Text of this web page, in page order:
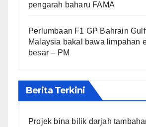
pengarah baharu FAMA
Perlumbaan F1 GP Bahrain
Malaysia bakal bawa limpahan
besar – PM
Berita Terkini
Projek bina bilik darjah